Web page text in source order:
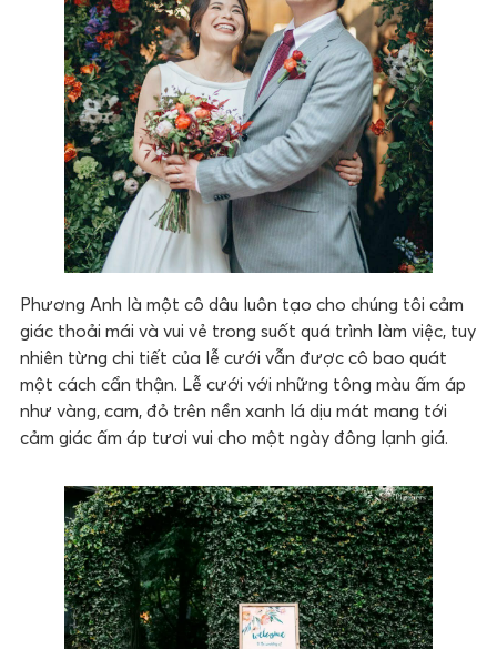
Phương Anh là một cô dâu luôn tạo cho chúng tôi cảm
giác thoải mái và vui vẻ trong suốt quá trình làm việc, tuy
nhiên từng chi tiết của lễ cưới vẫn được cô bao quát
một cách cẩn thận. Lễ cưới với những tông màu ấm áp
như vàng, cam, đỏ trên nền xanh lá dịu mát mang tới
cảm giác ấm áp tươi vui cho một ngày đông lạnh giá.